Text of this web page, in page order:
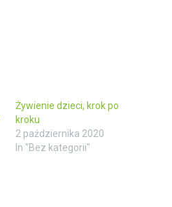
Żywienie dzieci, krok po
kroku
2 października 2020
In "Bez kategorii"